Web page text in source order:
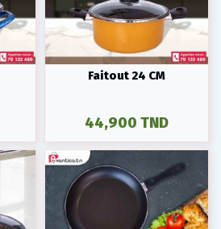
Faitout 24 CM
44,900 TND